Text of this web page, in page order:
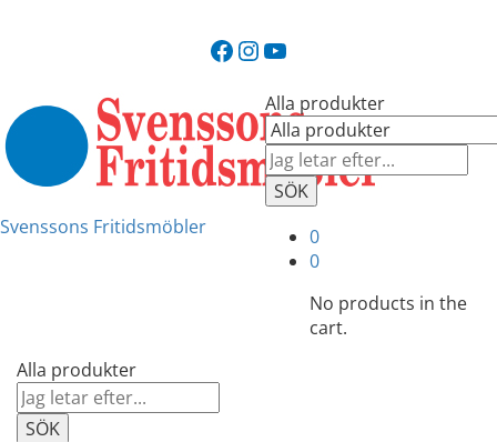
Facebook
Instagram
YouTube
Svenssons Fritidsmöbler
Alla produkter
SÖK
0
0
No products in the
cart.
Alla produkter
SÖK